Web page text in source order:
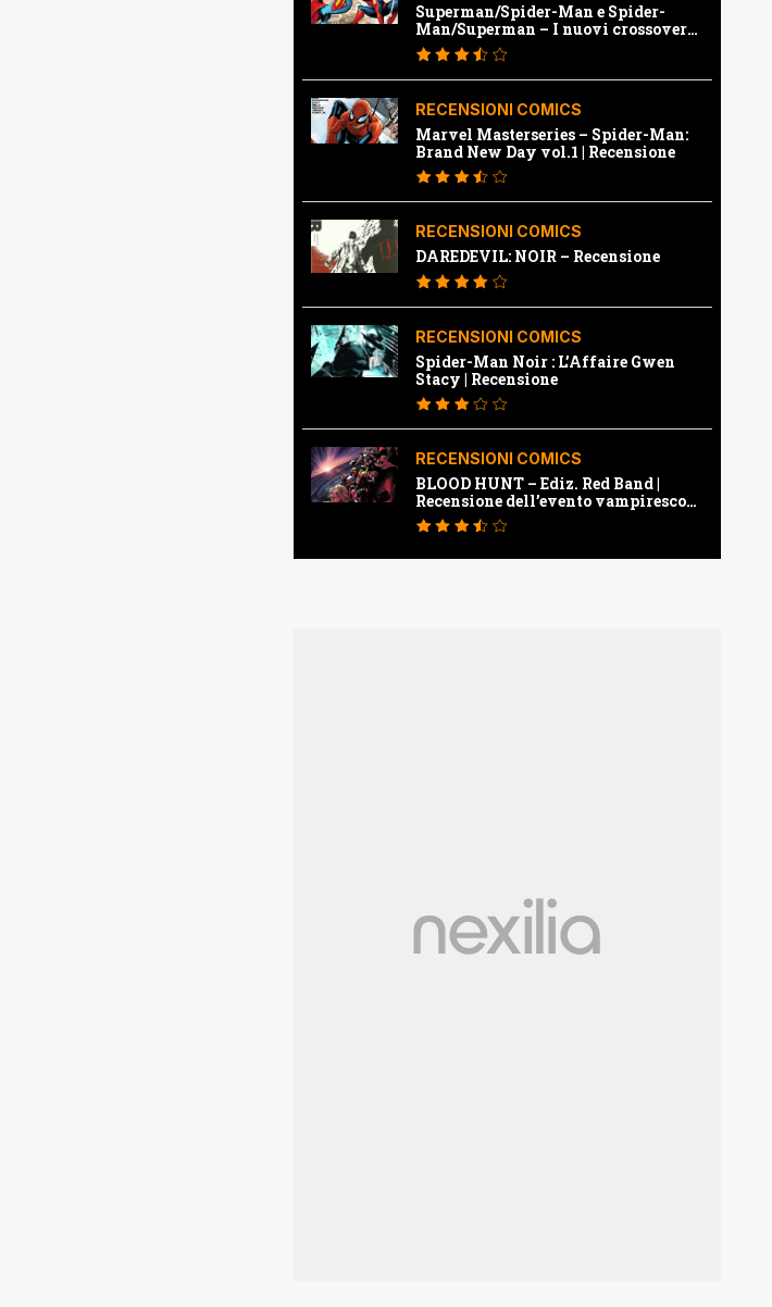
Superman/Spider-Man e Spider-
Man/Superman – I nuovi crossover
Marvel e Dc | Recensione
RECENSIONI COMICS
Marvel Masterseries – Spider-Man:
Brand New Day vol.1 | Recensione
RECENSIONI COMICS
DAREDEVIL: NOIR – Recensione
RECENSIONI COMICS
Spider-Man Noir : L’Affaire Gwen
Stacy | Recensione
RECENSIONI COMICS
BLOOD HUNT – Ediz. Red Band |
Recensione dell’evento vampiresco
della Marvel